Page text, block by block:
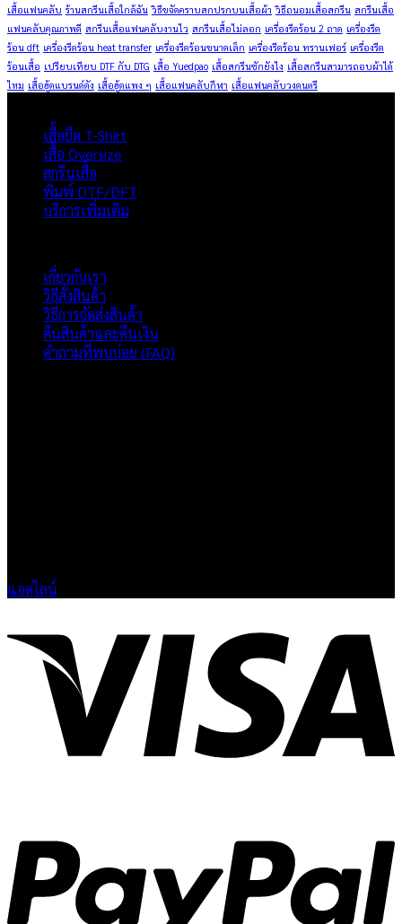
เสื้อแฟนคลับ ร้านสกรีนเสื้อใกล้ฉัน วิธีขจัดคราบสกปรกบนเสื้อผ้า วิธีถนอมเสื้อสกรีน สกรีนเสื้อ
แฟนคลับคุณภาพดี สกรีนเสื้อแฟนคลับงานไว สกรีนเสื้อไม่ลอก เครื่องรีดร้อน 2 ถาด เครื่องรีด
ร้อน dft เครื่องรีดร้อน heat transfer เครื่องรีดร้อนขนาดเล็ก เครื่องรีดร้อน ทรานเฟอร์ เครื่องรีด
ร้อนเสื้อ เปรียบเทียบ DTF กับ DTG เสื้อ Yuedpao เสื้อสกรีนซักยังไง เสื้อสกรีนสามารถอบผ้าได้
ไหม เสื้อฮู้ดแบรนด์ดัง เสื้อฮู้ดแพง ๆ เสื้อแฟนคลับกีฬา เสื้อแฟนคลับวงดนตรี
เสื้อยืด T-Shirt
เสื้อ Oversize
สกรีนเสื้อ
พิมพ์ DTF/DFT
บริการเพิ่มเติม
เกี่ยวกับเรา
วิธีสั่งสินค้า
วิธีการจัดส่งสินค้า
คืนสินค้าและคืนเงิน
คำถามที่พบบ่อย (FAQ)
แอดไลน์